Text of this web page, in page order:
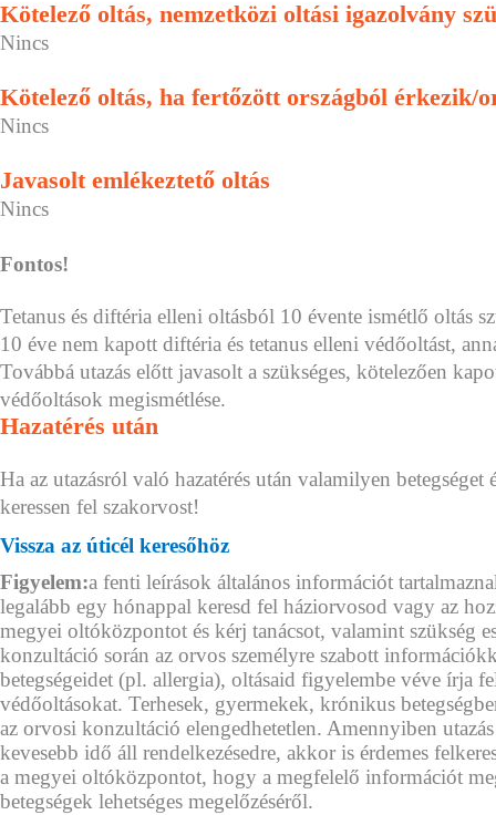
Kötelező oltás, nemzetközi oltási igazolvány
Nincs
Kötelező oltás, ha fertőzött országból érkezik/
Nincs
Javasolt emlékeztető oltás
Nincs
Fontos!
Tetanus és diftéria elleni oltásból 10 évente ismétlő oltás
10 éve nem kapott diftéria és tetanus elleni védőoltást,
Továbbá utazás előtt javasolt a szükséges, kötelezően
védőoltások megismétlése.
Hazatérés után
Ha az utazásról való hazatérés után valamilyen betegséget
keressen fel szakorvost!
Vissza az úticél keresőhöz
Figyelem:a fenti leírások általános információt
legalább egy hónappal keresd fel háziorvosod vagy az
megyei oltóközpontot és kérj tanácsot, valamint szükség
konzultáció során az orvos személyre szabott
betegségeidet (pl. allergia), oltásaid figyelembe véve írja
védőoltásokat. Terhesek, gyermekek, krónikus
az orvosi konzultáció elengedhetetlen. Amennyiben
kevesebb idő áll rendelkezésedre, akkor is érdemes
a megyei oltóközpontot, hogy a megfelelő információt
betegségek lehetséges megelőzéséről.